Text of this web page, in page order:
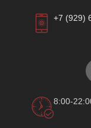
+7 (929)
8:00-